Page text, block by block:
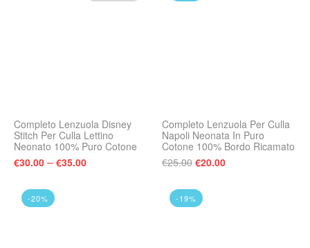
Completo Lenzuola Disney
Stitch Per Culla Lettino
Neonato 100% Puro Cotone
€30.00 – €35.00
Completo Lenzuola Per Culla
Napoli Neonata In Puro
Cotone 100% Bordo Ricamato
€25.00 Il prezzo originale era:
€20.00Il prezzo attuale
-20% -19%